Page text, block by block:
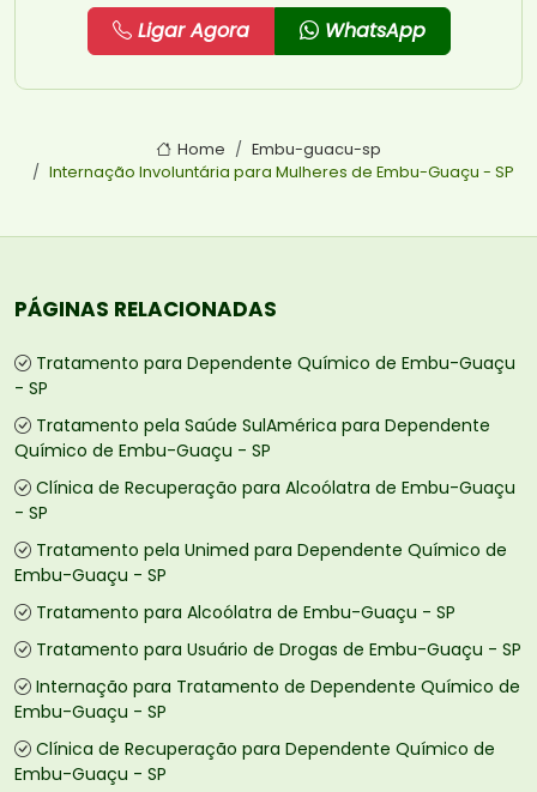
Ligar Agora WhatsApp
Home
Embu-guacu-sp
Internação Involuntária para Mulheres de Embu-Guaçu - SP
PÁGINAS RELACIONADAS
Tratamento para Dependente Químico de Embu-Guaçu
- SP
Tratamento pela Saúde SulAmérica para Dependente
Químico de Embu-Guaçu - SP
Clínica de Recuperação para Alcoólatra de Embu-Guaçu
- SP
Tratamento pela Unimed para Dependente Químico de
Embu-Guaçu - SP
Tratamento para Alcoólatra de Embu-Guaçu - SP
Tratamento para Usuário de Drogas de Embu-Guaçu - SP
Internação para Tratamento de Dependente Químico de
Embu-Guaçu - SP
Clínica de Recuperação para Dependente Químico de
Embu-Guaçu - SP